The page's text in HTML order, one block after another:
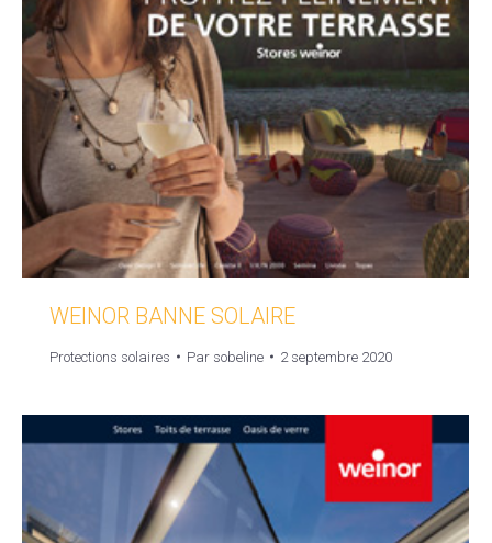
WEINOR BANNE SOLAIRE
Protections solaires Par sobeline 2 septembre 2020